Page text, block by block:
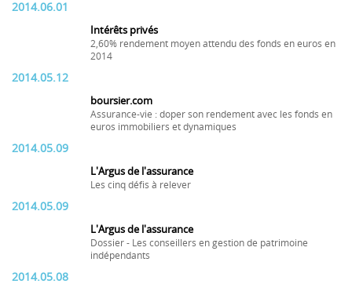
2014.06.01
Intérêts privés
2,60% rendement moyen attendu des fonds en euros en
2014
2014.05.12
boursier.com
Assurance-vie : doper son rendement avec les fonds en
euros immobiliers et dynamiques
2014.05.09
L'Argus de l'assurance
Les cinq défis à relever
2014.05.09
L'Argus de l'assurance
Dossier - Les conseillers en gestion de patrimoine
indépendants
2014.05.08